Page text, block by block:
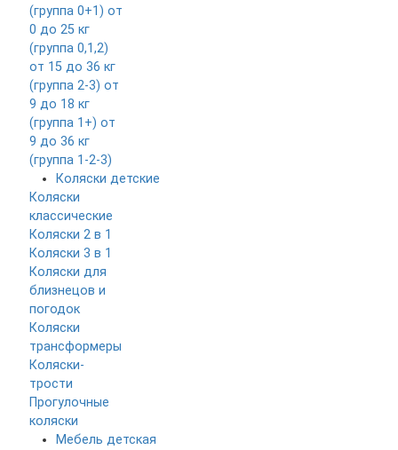
(группа 0+1) от
0 до 25 кг
(группа 0,1,2)
от 15 до 36 кг
(группа 2-3) от
9 до 18 кг
(группа 1+) от
9 до 36 кг
(группа 1-2-3)
Коляски детские
Коляски
классические
Коляски 2 в 1
Коляски 3 в 1
Коляски для
близнецов и
погодок
Коляски
трансформеры
Коляски-
трости
Прогулочные
коляски
Мебель детская